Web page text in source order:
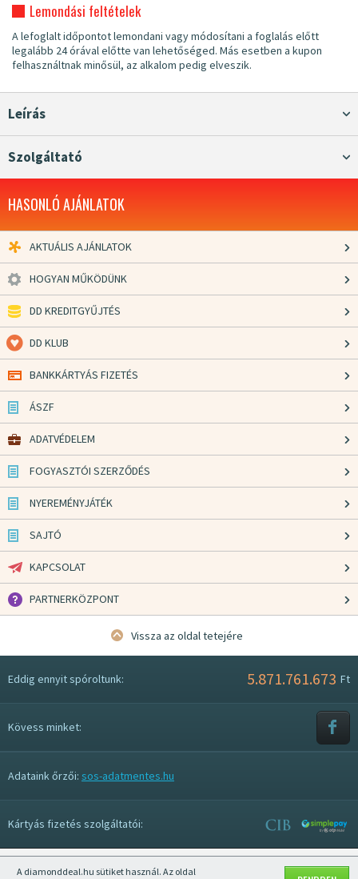
A diamonddeal.hu sütiket használ. Az oldal
Lemondási feltételek
A lefoglalt időpontot lemondani vagy módosítani a foglalás előtt
legalább 24 órával előtte van lehetőséged. Más esetben a kupon
felhasználtnak minősül, az alkalom pedig elveszik.
Leírás
Szolgáltató
HASONLÓ AJÁNLATOK
AKTUÁLIS AJÁNLATOK
HOGYAN MŰKÖDÜNK
DD KREDITGYŰJTÉS
DD KLUB
BANKKÁRTYÁS FIZETÉS
ÁSZF
ADATVÉDELEM
FOGYASZTÓI SZERZŐDÉS
NYEREMÉNYJÁTÉK
SAJTÓ
KAPCSOLAT
PARTNERKÖZPONT
Vissza az oldal tetejére
Eddig ennyit spóroltunk: 5.871.761.673 Ft
Kövess minket:
Adataink őrzői: sos-adatmentes.hu
Kártyás fizetés szolgáltatói: